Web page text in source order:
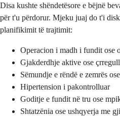
Disa kushte shëndetësore e bëjnë
për t'u përdorur. Mjeku juaj do t'i
planifikimit të trajtimit:
Operacion i madh i fundit ose
Gjakderdhje aktive ose
Sëmundje e rëndë e zemrës
Hipertension i pakontrolluar
Goditje e fundit në tru ose
Shtatzënia ose ushqyerja me gji